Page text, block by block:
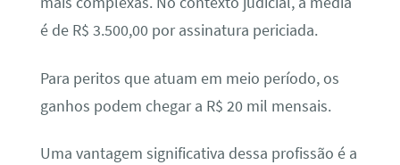
é de R$ 3.500,00 por assinatura periciada.
Para peritos que atuam em meio período, os
ganhos podem chegar a R$ 20 mil mensais.
Uma vantagem significativa dessa profissão é a